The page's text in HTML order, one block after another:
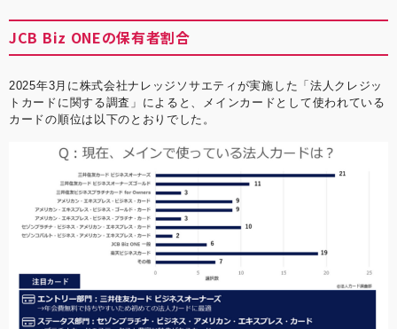
JCB Biz ONEの保有者割合
2025年3月に株式会社ナレッジソサエティが実施した「法人クレジッ
トカードに関する調査」によると、メインカードとして使われている
カードの順位は以下のとおりでした。